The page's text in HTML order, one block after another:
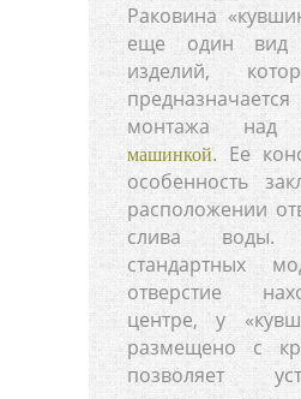
Раковина
еще один вид
изделий,
монтажа
машинкой. Ее
особенность
расположении
слива
стандартных
отверстие
центре, у
размещено с
позволяет